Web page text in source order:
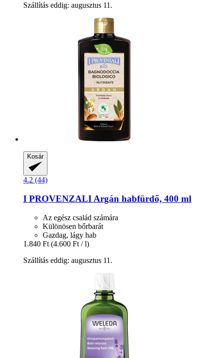
Szállítás eddig: augusztus 11.
Kosár
4.2 (44)
I PROVENZALI Argán habfürdő, 400 ml
Az egész család számára
Különösen bőrbarát
Gazdag, lágy hab
1.840 Ft (4.600 Ft / l)
Szállítás eddig: augusztus 11.